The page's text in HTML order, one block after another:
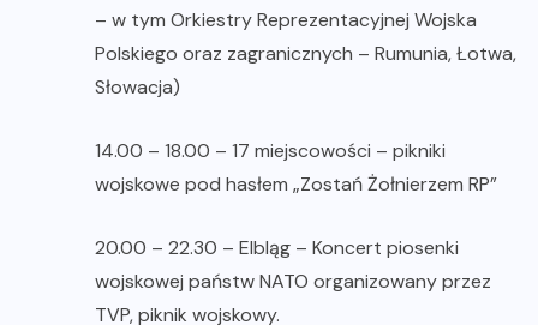
– w tym Orkiestry Reprezentacyjnej Wojska
Polskiego oraz zagranicznych – Rumunia, Łotwa,
Słowacja)
14.00 – 18.00 – 17 miejscowości – pikniki
wojskowe pod hasłem „Zostań Żołnierzem RP”
20.00 – 22.30 – Elbląg – Koncert piosenki
wojskowej państw NATO organizowany przez
TVP, piknik wojskowy.